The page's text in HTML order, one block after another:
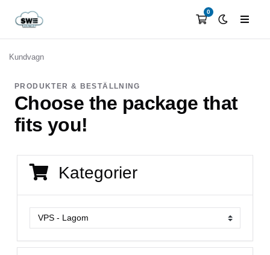
0
Kundvagn
PRODUKTER & BESTÄLLNING
Choose the package that
fits you!
Kategorier